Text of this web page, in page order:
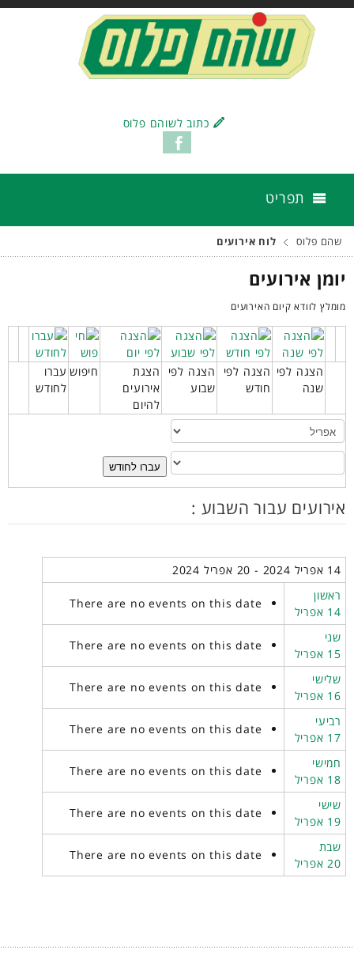
כתוב לשוהם פלוס
תפריט
שהם פלוס לוח אירועים
יומן אירועים
מומלץ לוודא קיום האירועים
הצגה לפי
שנה
הצגה לפי
חודש
הצגה לפי
שבוע
הצגת
אירועים
להיום
חיפוש עברו
לחודש
עברו לחודש
אירועים עבור השבוע :
14 אפריל 2024 - 20 אפריל 2024
ראשון
14 אפריל
There are no events on this date
שני
15 אפריל
There are no events on this date
שלישי
16 אפריל
There are no events on this date
רביעי
17 אפריל
There are no events on this date
חמישי
18 אפריל
There are no events on this date
שישי
19 אפריל
There are no events on this date
שבת
20 אפריל
There are no events on this date